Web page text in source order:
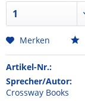
Merken
Artikel-Nr.:
Sprecher/Autor:
Crossway Books